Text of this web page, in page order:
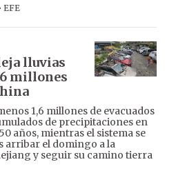
· EFE
lluvias
millones
1,6 millones de evacuados
de precipitaciones en
años, mientras el sistema se
arribar el domingo a la
y seguir su camino tierra